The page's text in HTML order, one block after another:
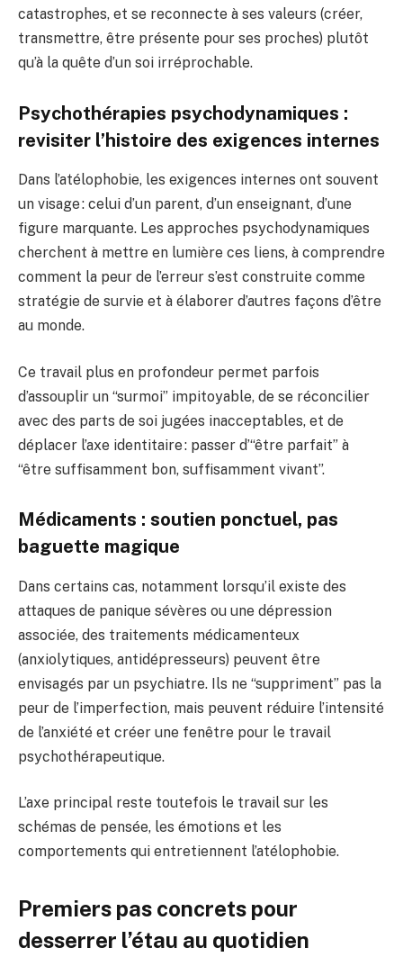
catastrophes, et se reconnecte à ses valeurs (créer,
transmettre, être présente pour ses proches) plutôt
qu’à la quête d’un soi irréprochable.
Psychothérapies psychodynamiques :
revisiter l’histoire des exigences internes
Dans l’atélophobie, les exigences internes ont souvent
un visage : celui d’un parent, d’un enseignant, d’une
figure marquante. Les approches psychodynamiques
cherchent à mettre en lumière ces liens, à comprendre
comment la peur de l’erreur s’est construite comme
stratégie de survie et à élaborer d’autres façons d’être
au monde.
Ce travail plus en profondeur permet parfois
d’assouplir un “surmoi” impitoyable, de se réconcilier
avec des parts de soi jugées inacceptables, et de
déplacer l’axe identitaire : passer d’“être parfait” à
“être suffisamment bon, suffisamment vivant”.
Médicaments : soutien ponctuel, pas
baguette magique
Dans certains cas, notamment lorsqu’il existe des
attaques de panique sévères ou une dépression
associée, des traitements médicamenteux
(anxiolytiques, antidépresseurs) peuvent être
envisagés par un psychiatre. Ils ne “suppriment” pas la
peur de l’imperfection, mais peuvent réduire l’intensité
de l’anxiété et créer une fenêtre pour le travail
psychothérapeutique.
L’axe principal reste toutefois le travail sur les
schémas de pensée, les émotions et les
comportements qui entretiennent l’atélophobie.
Premiers pas concrets pour
desserrer l’étau au quotidien